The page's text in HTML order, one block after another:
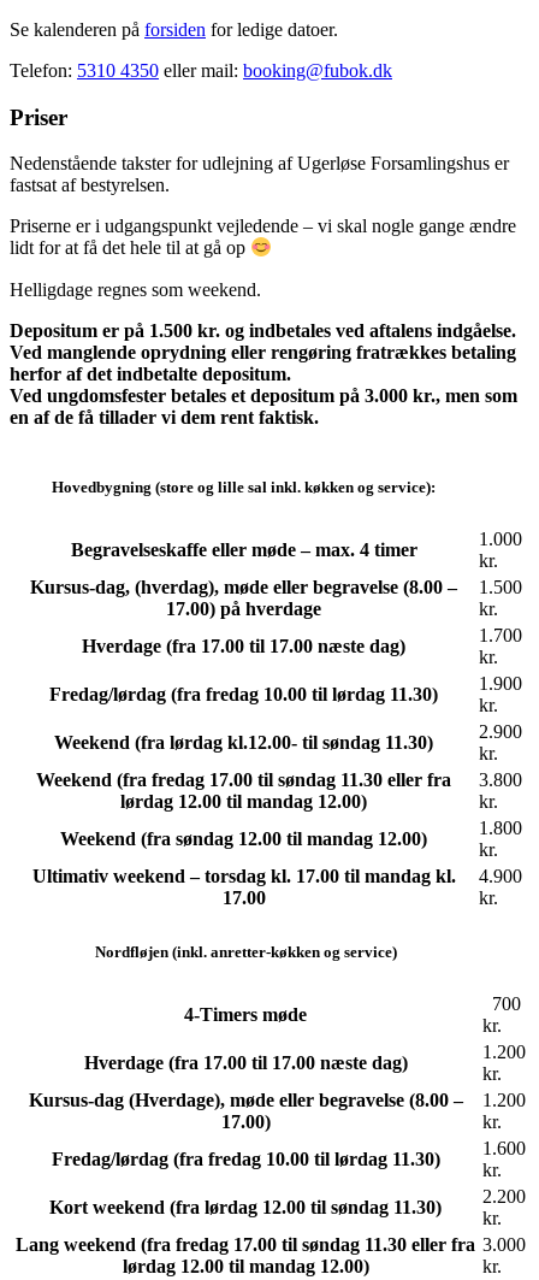
Se kalenderen på forsiden for ledige datoer.
Telefon: 5310 4350 eller mail: booking@fubok.dk
Priser
Nedenstående takster for udlejning af Ugerløse Forsamlingshus er
fastsat af bestyrelsen.
Priserne er i udgangspunkt vejledende – vi skal nogle gange ændre
lidt for at få det hele til at gå op
Helligdage regnes som weekend.
Depositum er på 1.500 kr. og indbetales ved aftalens indgåelse.
Ved manglende oprydning eller rengøring fratrækkes betaling
herfor af det indbetalte depositum.
Ved ungdomsfester betales et depositum på 3.000 kr., men som
en af de få tillader vi dem rent faktisk.
Hovedbygning (store og lille sal inkl. køkken og service):
Begravelseskaffe eller møde – max. 4 timer
1.000
kr.
Kursus-dag, (hverdag), møde eller begravelse (8.00 –
17.00) på hverdage
1.500
kr.
Hverdage (fra 17.00 til 17.00 næste dag)
1.700
kr.
Fredag/lørdag (fra fredag 10.00 til lørdag 11.30)
1.900
kr.
Weekend (fra lørdag kl.12.00- til søndag 11.30)
2.900
kr.
Weekend (fra fredag 17.00 til søndag 11.30 eller fra
lørdag 12.00 til mandag 12.00)
3.800
kr.
Weekend (fra søndag 12.00 til mandag 12.00)
1.800
kr.
Ultimativ weekend – torsdag kl. 17.00 til mandag kl.
17.00
4.900
kr.
Nordfløjen (inkl. anretter-køkken og service)
4-Timers møde
700
kr.
Hverdage (fra 17.00 til 17.00 næste dag)
1.200
kr.
Kursus-dag (Hverdage), møde eller begravelse (8.00 –
17.00)
1.200
kr.
Fredag/lørdag (fra fredag 10.00 til lørdag 11.30)
1.600
kr.
Kort weekend (fra lørdag 12.00 til søndag 11.30)
2.200
kr.
Lang weekend (fra fredag 17.00 til søndag 11.30 eller fra
lørdag 12.00 til mandag 12.00)
3.000
kr.